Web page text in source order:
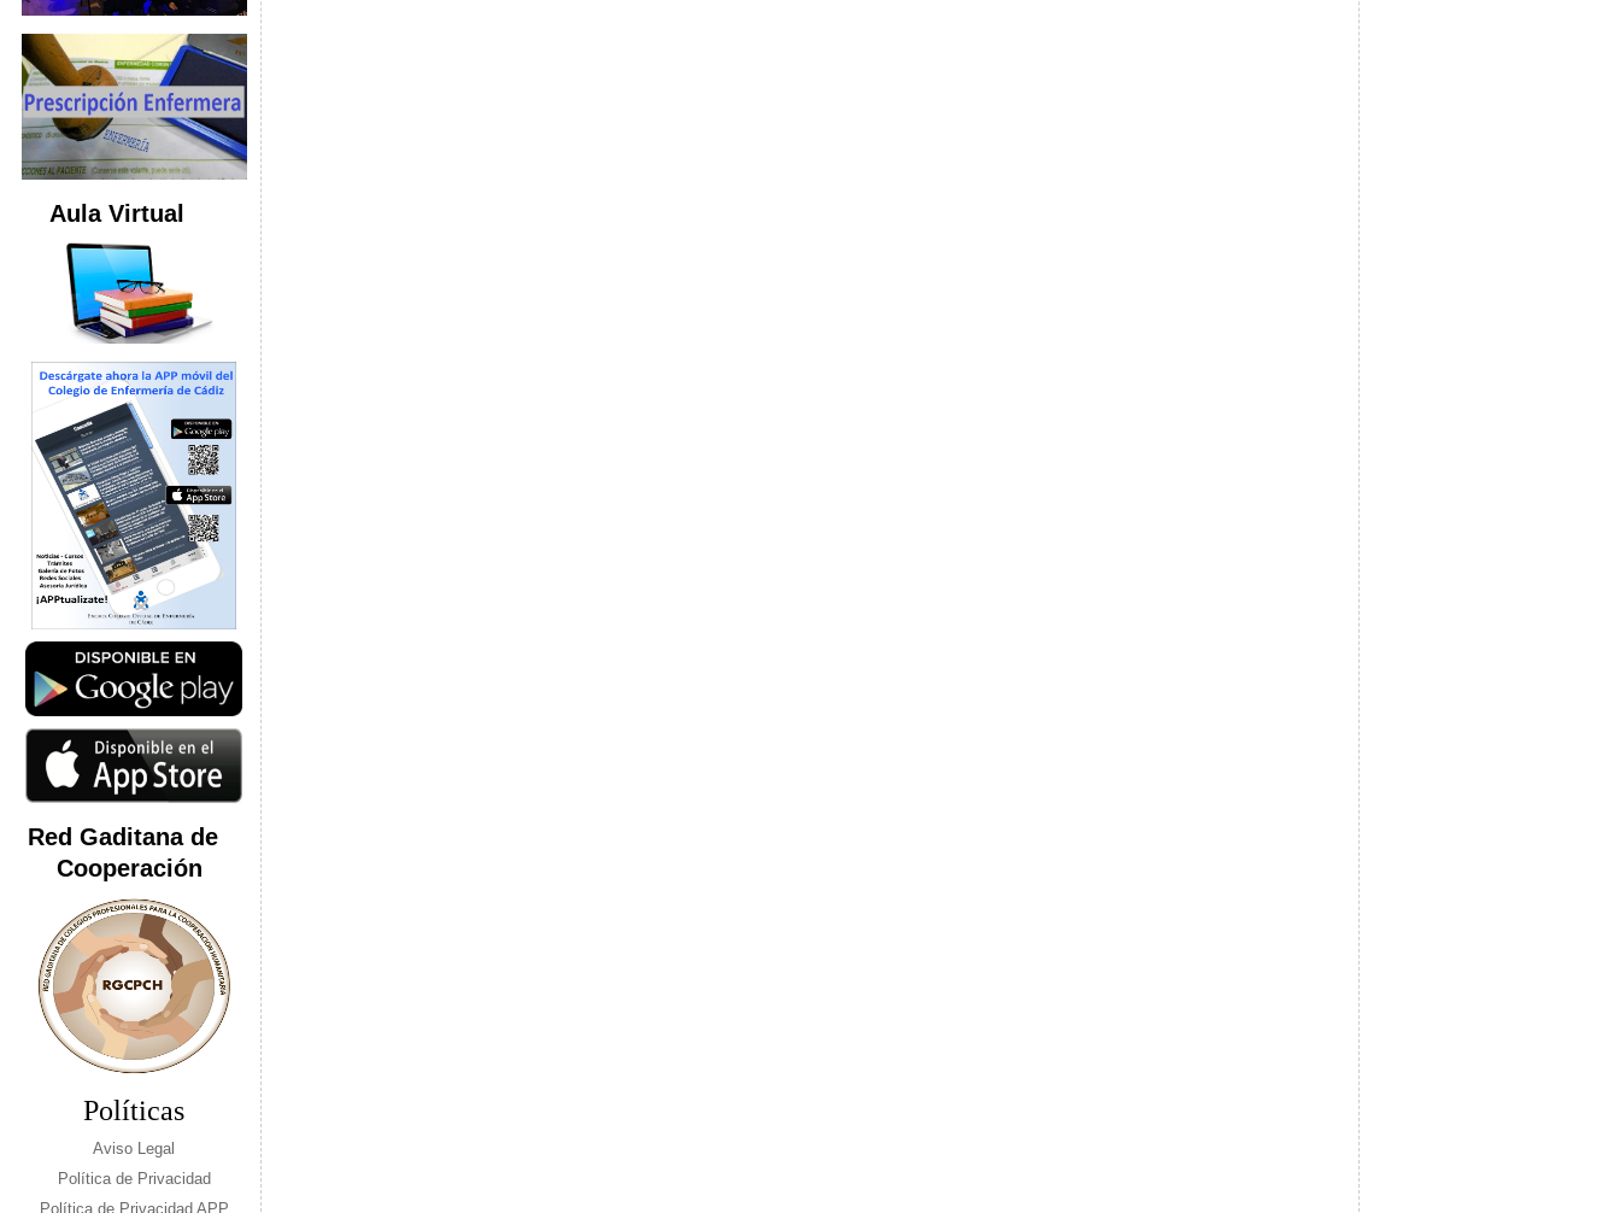
Aula Virtual
Red Gaditana de
Cooperación
Políticas
Aviso Legal
Política de Privacidad
Política de Privacidad APP